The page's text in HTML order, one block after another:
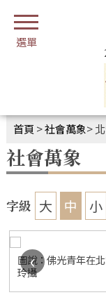
首頁 >社會萬象>北
社會萬象
字級 大 中 小
圖說：佛光青年在
玲攝
‹